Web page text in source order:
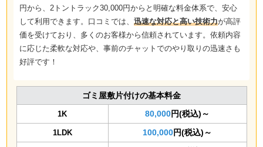
円から、2トントラック30,000円からと明確な料金体系で、安心
して利用できます。口コミでは、 迅速な対応と高い技術力が高評
価を受けており、多くのお客様から信頼されています。依頼内容
に応じた柔軟な対応や、事前のチャットでのやり取りの迅速さも
好評です！
ゴミ屋敷片付けの基本料金
1K 80,000円(税込)～
1LDK 100,000円(税込)～